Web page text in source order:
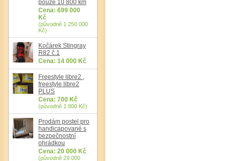
pouze 10 800 km
Cena: 699 000
Kč
(původně 1 250 000
Kč)
Kočárek Stingray
R82 č.1
Cena: 14 000 Kč
Freestyle libre2 ,
freestyle libre2
PLUS
Cena: 700 Kč
(původně 1 800 Kč)
Prodám postel pro
handicapované s
bezpečnostní
ohrádkou
Cena: 20 000 Kč
(původně 29 000